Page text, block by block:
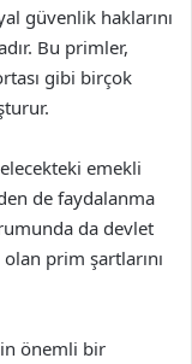
güvenlik haklarını
Bu primler,
gibi birçok
emekli
de faydalanma
da devlet
prim şartlarını
önemli bir